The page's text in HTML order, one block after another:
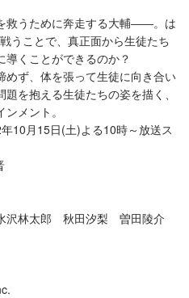
救うために奔走する大輔――。は
うことで、真正面から生徒たち
くことができるのか？
めず、体を張って生徒に向き合い
を抱える生徒たちの姿を描く、
メント。
10月15日(土)よる10時～放送ス
沢林太郎 秋田汐梨 曽田陵介